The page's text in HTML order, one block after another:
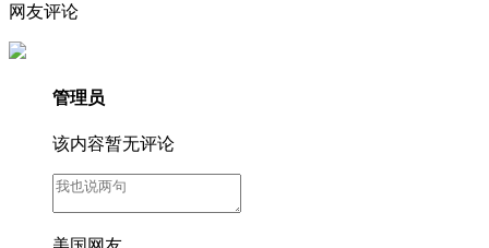
网友评论
管理员
该内容暂无评论